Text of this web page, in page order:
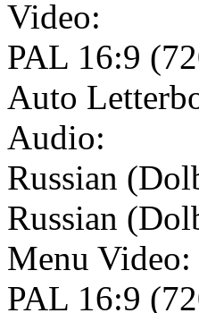
Video:
PAL 16:9
Auto
Audio:
Russian
Russian
Menu Video:
PAL 16:9